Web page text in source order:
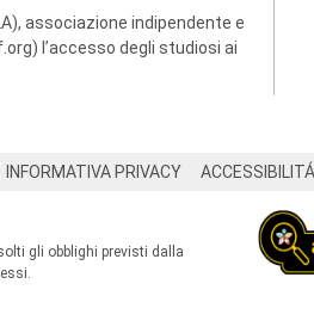
associazione indipendente e
l’accesso degli studiosi ai
INFORMATIVA PRIVACY ACCESSIBILITÁ
gli obblighi previsti dalla